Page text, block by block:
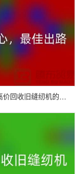
帮你省心！高价回收旧缝纫机的最佳出路！